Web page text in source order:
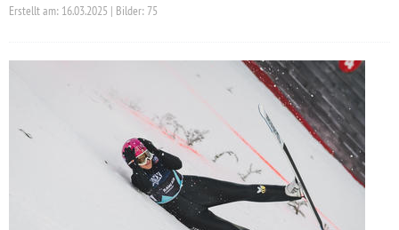
Erstellt am: 16.03.2025 | Bilder: 75